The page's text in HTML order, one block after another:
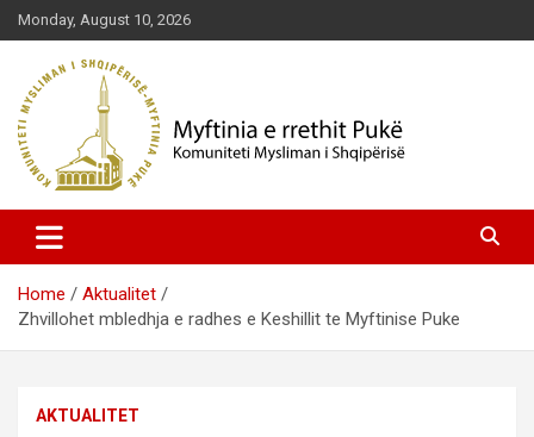
Skip
to
content
Monday, August 10, 2026
Myftinia Pukë | Faqja Zyrtare
Home
Aktualitet
Zhvillohet mbledhja e radhes e Keshillit te Myftinise Puke
AKTUALITET